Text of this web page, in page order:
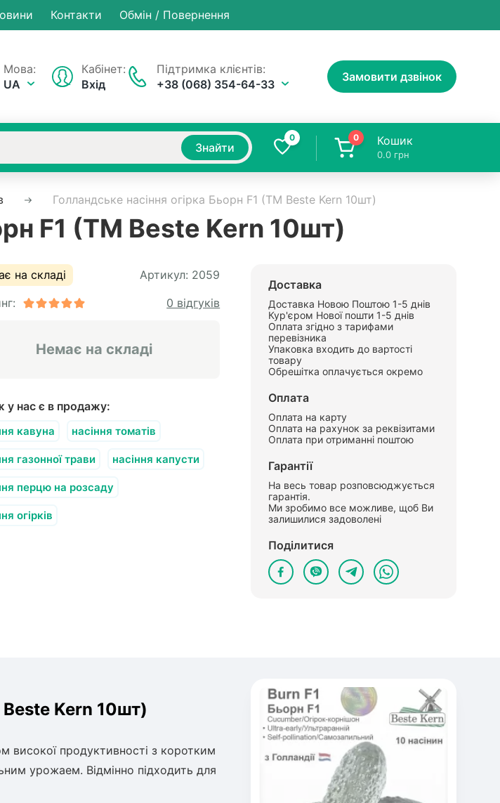
Контакти Обмін / Повернення
Підтримка клієнтів:
+38 (068) 354-64-33
Мова:
UA
Кабінет:
Вхід
Замовити дзвінок
Знайти
0 0 Кошик
0.0 грн
Голландське насіння огірка Бьорн F1 (ТМ Beste Kern 10шт)
F1 (ТМ Beste Kern 10шт)
на складі Артикул: 2059
0 відгуків
Немає на складі
у нас є в продажу:
кавуна насіння томатів
газонної трави насіння капусти
перцю на розсаду
огірків
Доставка
Доставка Новою Поштою 1-5 днів
Кур'єром Нової пошти 1-5 днів
Оплата згідно з тарифами
перевізника
Упаковка входить до вартості
товару
Обрешітка оплачується окремо
Оплата
Оплата на карту
Оплата на рахунок за реквізитами
Оплата при отриманні поштою
Гарантії
На весь товар розповсюджується
гарантія.
Ми зробимо все можливе, щоб Ви
залишилися задоволені
Поділитися
Beste Kern 10шт)
високої продуктивності з коротким
урожаем. Відмінно підходить для